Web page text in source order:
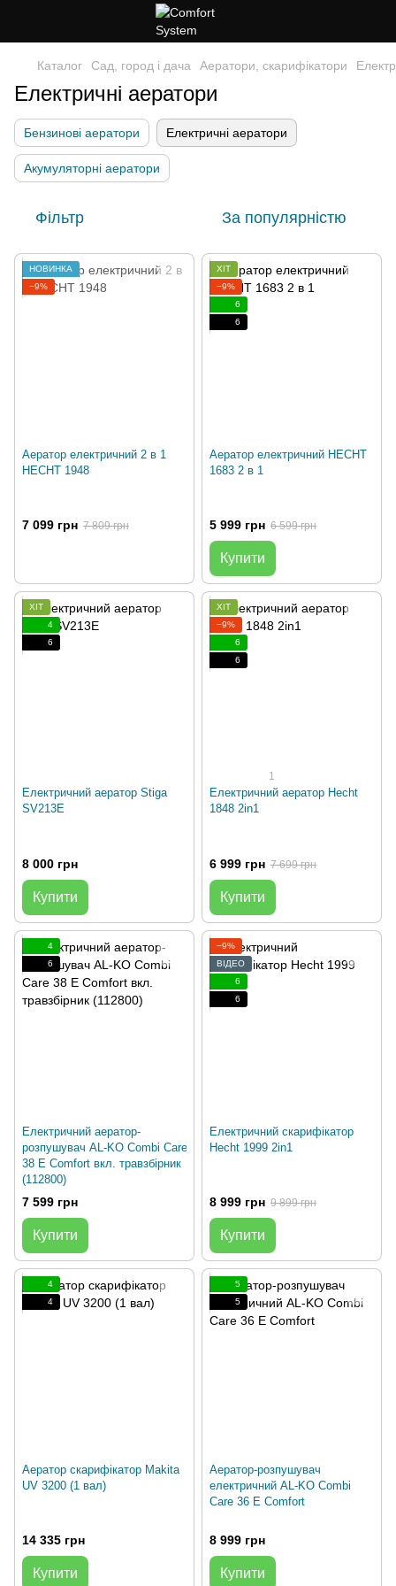
Каталог Сад, город і дача Аератори, скарифікатори
Електричні аератори
Бензинові аератори Електричні аератори
Акумуляторні аератори
Фільтр За популярністю
НОВИНКА
−9%
Аератор електричний 2 в 1
HECHT 1948
7 099 грн 7 809 грн
ХІТ
−9%
6
6
Аератор електричний HECHT
1683 2 в 1
5 999 грн 6 599 грн
Купити
ХІТ
4
6
Електричний аератор Stiga
SV213E
8 000 грн
Купити
ХІТ
−9%
6
6
1
Електричний аератор Hecht
1848 2in1
6 999 грн 7 699 грн
Купити
4
6
Електричний аератор-
розпушувач AL-KO Combi Care
38 Е Comfort вкл. травзбірник
(112800)
7 599 грн
Купити
−9%
ВІДЕО
6
6
Електричний скарифікатор
Hecht 1999 2in1
8 999 грн 9 899 грн
Купити
4
4
Аератор скарифікатор Makita
UV 3200 (1 вал)
14 335 грн
Купити
5
5
Аератор-розпушувач
електричний AL-KO Combi
Care 36 E Comfort
8 999 грн
Купити